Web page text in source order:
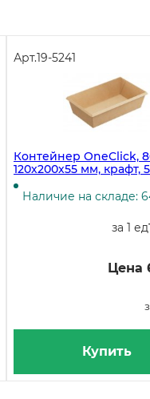
Арт.19-5241
Контейнер OneClick,
120х200х55 мм, крафт,
(крышка 19-5242, 19-
Наличие на складе:
за 1 ед
Цена
Купить